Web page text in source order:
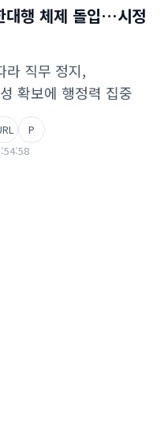
대행 체제 돌입…시정
라 직무 정지,
확보에 행정력 집중
P